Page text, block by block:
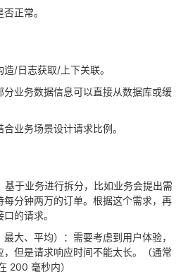
正常。
/日志获取/上下关联。
分业务数据信息可以直接从数据库或缓
业务场景设计请求⽐例。
基于业务进行拆分，比如业务会提出需
每分钟两万的订单。根据这个需求，再
的请求。
大、平均）：需要考虑到用户体验，
，但是请求响应时间不能太长。（通常
200 毫秒内）